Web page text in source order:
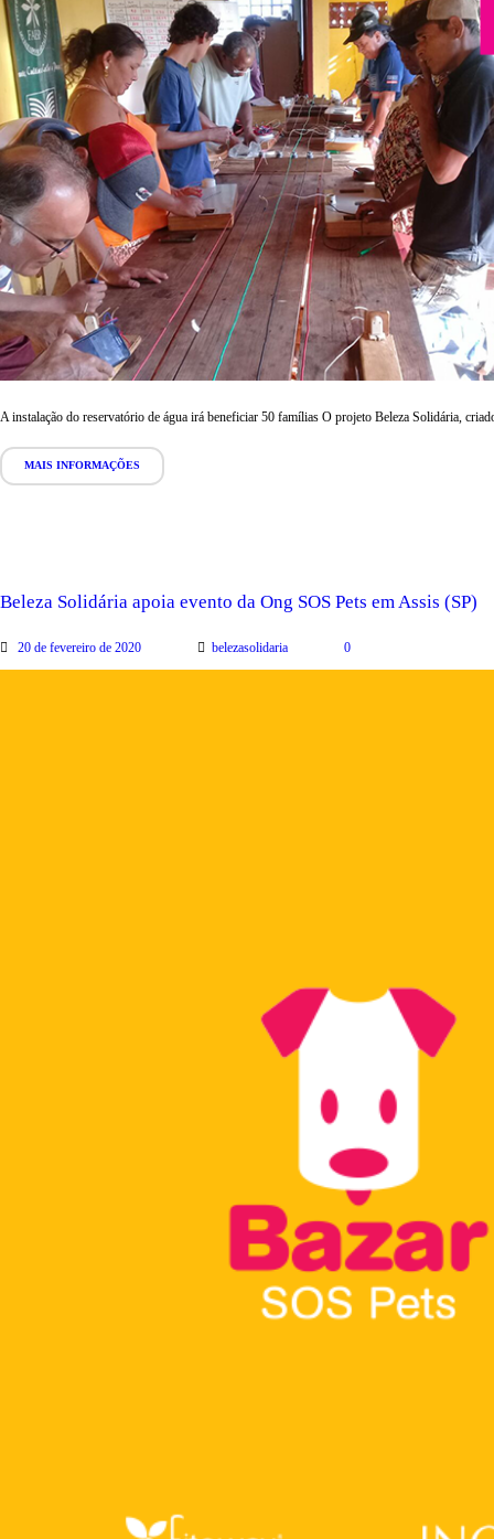
A instalação do reservatório de água irá beneficiar 50 famílias O projeto Beleza Solidária,
MAIS INFORMAÇÕES
Beleza Solidária apoia evento da Ong SOS Pets em Assis (SP)
20 de fevereiro de 2020 belezasolidaria 0